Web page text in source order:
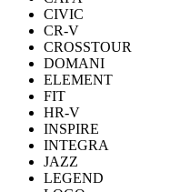
CIVIC
CR-V
CROSSTOUR
DOMANI
ELEMENT
FIT
HR-V
INSPIRE
INTEGRA
JAZZ
LEGEND